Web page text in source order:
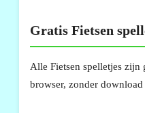
Gratis Fietsen
Alle Fietsen spelletjes zijn
browser, zonder